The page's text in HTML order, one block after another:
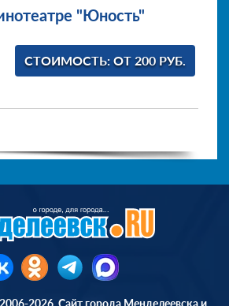
"Юность"
СТОИМОСТЬ: ОТ 200 РУБ.
2026. Сайт города Менделеевска и